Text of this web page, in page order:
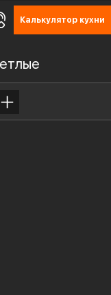
Калькулятор кухни